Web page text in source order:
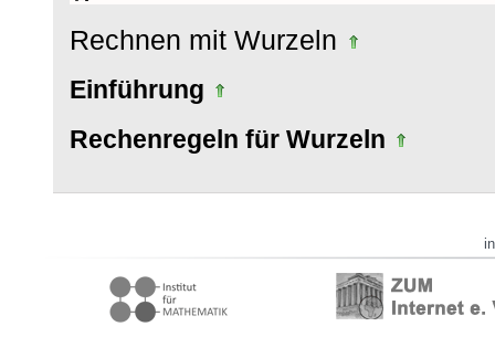
Rechnen mit Wurzeln
Einführung
Rechenregeln für Wurzeln